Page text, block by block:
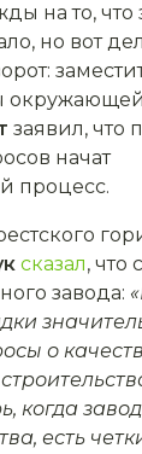
на то, что
но вот
заявил, что
начат
процесс.
сказал, что
завода:
о
когда
есть